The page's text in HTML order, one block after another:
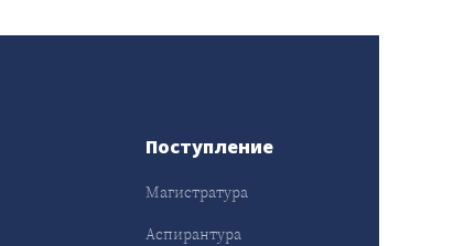
Поступление
Магистратура
Аспирантура